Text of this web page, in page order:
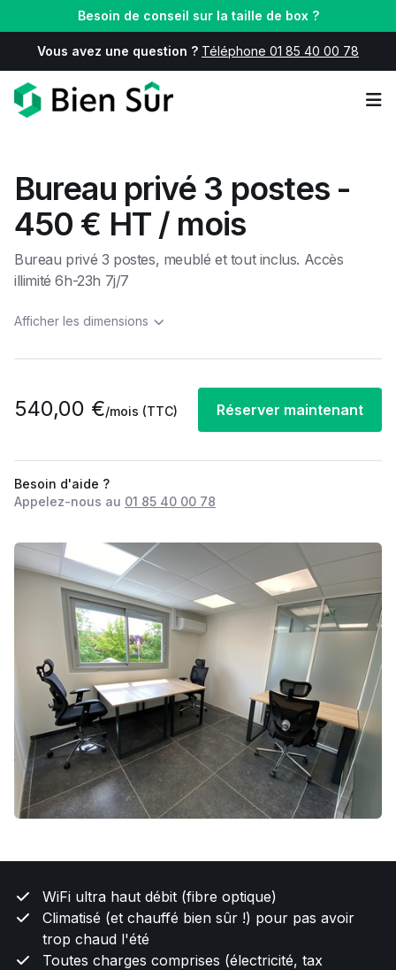
Besoin de conseil sur la taille de box ?
Vous avez une question ? Téléphone 01 85 40 00 78
Bureau privé 3 postes -
450 € HT / mois
Bureau privé 3 postes, meublé et tout inclus. Accès
illimité 6h-23h 7j/7
Afficher les dimensions
540,00 €/mois (TTC) Réserver maintenant
Besoin d'aide ?
Appelez-nous au 01 85 40 00 78
WiFi ultra haut débit (fibre optique)
Climatisé (et chauffé bien sûr !) pour pas avoir
trop chaud l'été
Toutes charges comprises (électricité, tax